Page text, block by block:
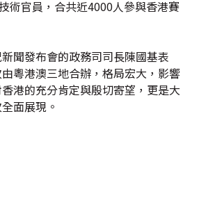
術官員，合共近4000人參與香港賽
聞發布會的政務司司長陳國基表
粵港澳三地合辦，格局宏大，影響
港的充分肯定與殷切寄望，更是大
面展現。